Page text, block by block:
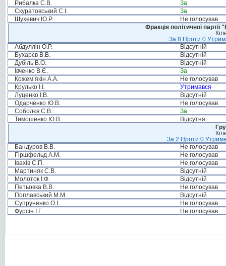
Рибалка С.В.
За
Скуратовський С.І.
За
Шухевич Ю.Р.
Не голосував
Фракція політичної
За:8 Проти:0
Абдуллін О.Р.
Відсутній
Бухарєв В.В.
Відсутній
Дубіль В.О.
Відсутній
Івченко В.Є.
За
Кожем’якін А.А.
Не голосував
Крулько І.І.
Утримався
Луценко І.В.
Відсутній
Одарченко Ю.В.
Не голосував
Соболєв С.В.
За
Тимошенко Ю.В.
Відсутня
За:2 Проти:0
Бандуров В.В.
Не голосував
Гіршфельд А.М.
Не голосував
Івахів С.П.
Не голосував
Мартиняк С.В.
Відсутній
Молоток І.Ф.
Відсутній
Петьовка В.В.
Не голосував
Поплавський М.М.
Відсутній
Супруненко О.І.
Не голосував
Фурсін І.Г.
Не голосував